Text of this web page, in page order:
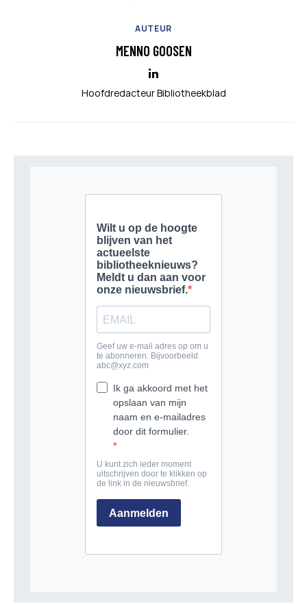
AUTEUR
MENNO GOOSEN
Hoofdredacteur Bibliotheekblad